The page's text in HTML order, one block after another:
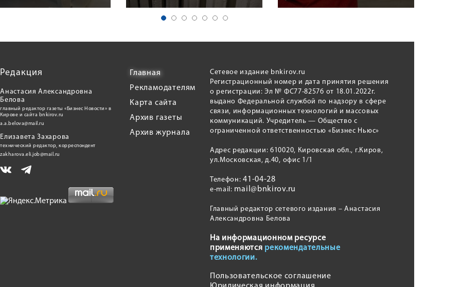
Редакция
Анастасия Александровна
Белова
главный редактор газеты «Бизнес Новости» в
Кирове и сайта bnkirov.ru
a.a.belova@mail.ru
Елизавета Захарова
технический редактор, корреспондент
zakharova.eli.job@mail.ru
Главная
Рекламодателям
Карта сайта
Архив газеты
Архив журнала
Сетевое издание bnkirov.ru
Регистрационный номер и дата принятия решения
о регистрации: Эл № ФС77-82576 от 18.01.2022г.
выдано Федеральной службой по надзору в сфере
связи, информационных технологий и массовых
коммуникаций. Учредитель — Общество с
ограниченной ответственностью «Бизнес Ньюс»
Адрес редакции: 610020, Кировская обл., г.Киров,
ул.Московская, д.40, офис 1/1
Телефон:41-04-28
e-mail: mail@bnkirov.ru
Главный редактор сетевого издания – Анастасия
Александровна Белова
На информационном ресурсе
применяются рекомендательные
технологии.
Пользовательское соглашение